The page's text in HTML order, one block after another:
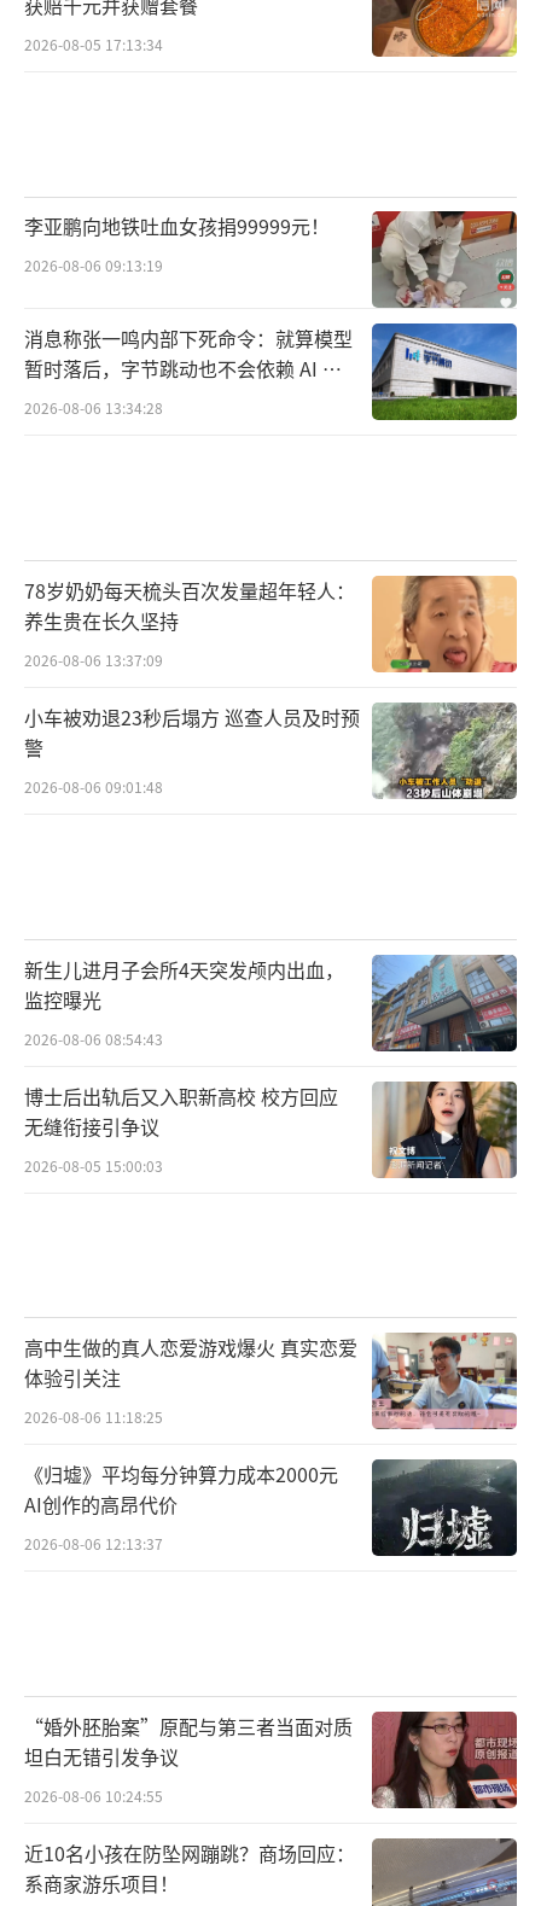
同时明确权利义务。民法典第一千零七十一条
身损害赔偿、医疗支出，可依据公平原则主张
合理补偿；法律还明确分娩费、月嫂费等非法
定抚养费，女方无需分担，侧重保护妇女生育
权益。对未婚女性而言，需警示自身务必重视
婚姻登记效力，非婚同居不受婚姻法律全面保
护，生育前需审慎考量双方关系与后续风险，
避免自身权益受损。
可签订同居财产协议，依据民法典中民事法律
行为自愿、合法的原则，明确彩礼给付、返还
条件、嫁妆归属、同居期间财产分配、生育医
疗费用承担、子女抚养责任等内容，约定不违
反法律强制性规定和公序良俗即具备法律效
力。同时保留彩礼转账、嫁妆交付、财产支出
等全部凭证，必要时可办理协议公证，明确双
关于财产、债务有约定的，从其约定；无约定
的，解除同居关系时，由人民法院根据财产的
具体情况，按照照顾子女和女方权益的原则判
决。书面协议是保护自身权益最有效的手段。
产后被男友起诉退彩礼和分娩费！ （责任编辑：088
2026-08-05 17:13:34
李亚鹏向地铁吐血女孩捐99999元！
2026-08-06 09:13:19
消息称张一鸣内部下死命令：就算模型
暂时落后，字节跳动也不会依赖 AI 蒸
馏技术
2026-08-06 13:34:28
78岁奶奶每天梳头百次发量超年轻人：
养生贵在长久坚持
2026-08-06 13:37:09
小车被劝退23秒后塌方 巡查人员及时预
警
2026-08-06 09:01:48
新生儿进月子会所4天突发颅内出血，
监控曝光
2026-08-06 08:54:43
博士后出轨后又入职新高校 校方回应
无缝衔接引争议
2026-08-05 15:00:03
高中生做的真人恋爱游戏爆火 真实恋爱
体验引关注
2026-08-06 11:18:25
《归墟》平均每分钟算力成本2000元
AI创作的高昂代价
2026-08-06 12:13:37
“婚外胚胎案”原配与第三者当面对质
坦白无错引发争议
2026-08-06 10:24:55
近10名小孩在防坠网蹦跳？商场回应：
系商家游乐项目！